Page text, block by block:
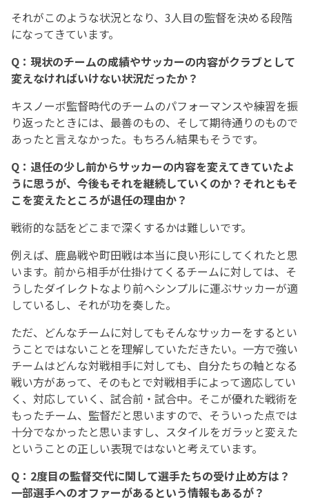
それがこのような状況となり、3人目の監督を決める段階
になってきています。
Q：現状のチームの成績やサッカーの内容がクラブとして
変えなければいけない状況だったか？
キスノーボ監督時代のチームのパフォーマンスや練習を振
り返ったときには、最善のもの、そして期待通りのもので
あったと言えなかった。もちろん結果もそうです。
Q：退任の少し前からサッカーの内容を変えてきていたよ
うに思うが、今後もそれを継続していくのか？それともそ
こを変えたところが退任の理由か？
戦術的な話をどこまで深くするかは難しいです。
例えば、鹿島戦や町田戦は本当に良い形にしてくれたと思
います。前から相手が仕掛けてくるチームに対しては、そ
うしたダイレクトなより前へシンプルに運ぶサッカーが適
しているし、それが功を奏した。
ただ、どんなチームに対してもそんなサッカーをするとい
うことではないことを理解していただきたい。一方で強い
チームはどんな対戦相手に対しても、自分たちの軸となる
戦い方があって、そのもとで対戦相手によって適応してい
く、対応していく、試合前・試合中。そこが優れた戦術を
もったチーム、監督だと思いますので、そういった点では
十分でなかったと思いますし、スタイルをガラッと変えた
ということの正しい表現ではないと考えています。
Q：2度目の監督交代に関して選手たちの受け止め方は？
一部選手へのオファーがあるという情報もあるが？